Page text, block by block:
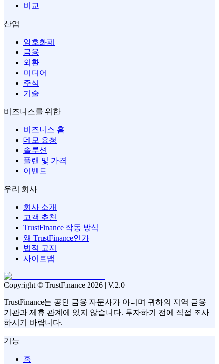
비교
산업
암호화폐
금융
외환
미디어
주식
기술
비즈니스를 위한
비즈니스 홈
데모 요청
솔루션
플랜 및 가격
이벤트
우리 회사
회사 소개
고객 추천
TrustFinance 작동 방식
왜 TrustFinance인가
법적 고지
사이트맵
Copyright © TrustFinance 2026 | V.2.0
TrustFinance는 공인 금융 자문사가 아니며 귀하의 지역 금융
기관과 제휴 관계에 있지 않습니다. 투자하기 전에 직접 조사
하시기 바랍니다.
기능
홈